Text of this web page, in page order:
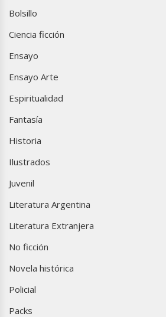
Bolsillo
Ciencia ficción
Ensayo
Ensayo Arte
Espiritualidad
Fantasía
Historia
Ilustrados
Juvenil
Literatura Argentina
Literatura Extranjera
No ficción
Novela histórica
Policial
Packs